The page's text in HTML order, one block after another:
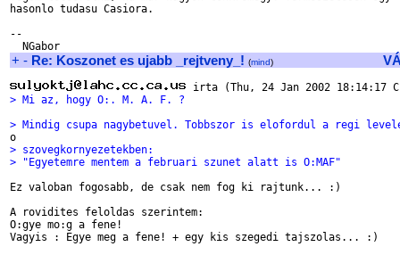
hasonlo tudasu Casiora.
--
+ - Re: Koszonet es ujabb _rejtveny_! (mind)
> Mi az, hogy O:. M. A. F. ?
> Mindig csupa nagybetuvel. Tobbszor is elofordul a regi
> szovegkornyezetekben:
> "Egyetemre mentem a februari szunet alatt is O:MAF"
Ez valoban fogosabb, de csak nem fog ki rajtunk... :)
A rovidites feloldas szerintem:
O:gye mo:g a fene!
Vagyis : Egye meg a fene! + egy kis szegedi tajszolas... :)